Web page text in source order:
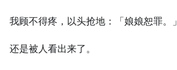
我顾不得疼，以头抢地：「娘娘恕罪。」
还是被人看出来了。